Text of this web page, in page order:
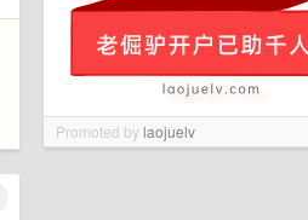
Promoted bylaojuelv